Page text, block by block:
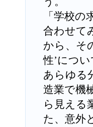
「学校
合わせて
から、そ
性’につ
あらゆる
造業で機
ら見える
た、意外